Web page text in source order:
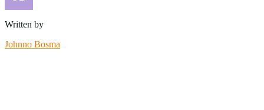
Written by
Johnno Bosma